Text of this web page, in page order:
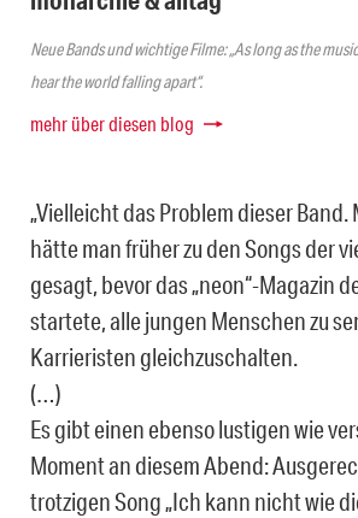
Neue Bands und wichtige Filme: „As long as the
hear the world falling apart“.
mehr über diesen blog
„Vielleicht das Problem dieser
hätte man früher zu den Songs der
gesagt, bevor das „neon“-Magazin
startete, alle jungen Menschen zu
Karrieristen gleichzuschalten.
(…)
Es gibt einen ebenso lustigen wie
Moment an diesem Abend:
trotzigen Song „Ich kann nicht wie